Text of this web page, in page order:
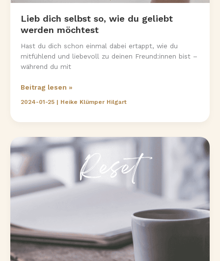
Lieb dich selbst so, wie du geliebt
werden möchtest
Hast du dich schon einmal dabei ertappt, wie du
mitfühlend und liebevoll zu deinen Freund:innen bist –
während du mit
Lieb
du
geliebt
werden
möchtest
Beitrag lesen »
2024-01-25 | Heike Klümper Hilgart